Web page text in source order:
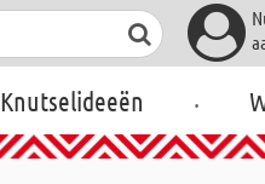
Knutselideeën .